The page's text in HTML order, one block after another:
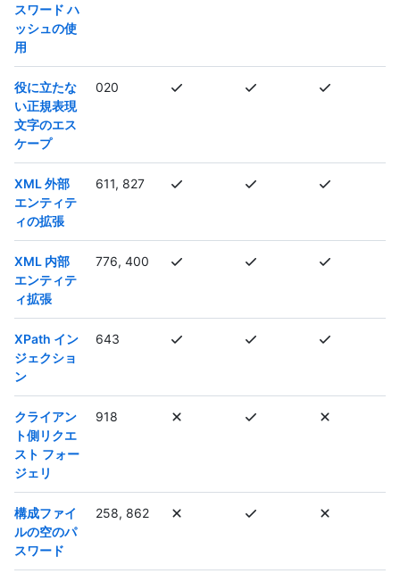
スワード ハ
ッシュの使
用
役に立たな
い正規表現
文字のエス
ケープ
020
XML 外部
エンティテ
ィの拡張
611, 827
XML 内部
エンティテ
ィ拡張
776, 400
XPath イン
ジェクショ
ン
643
クライアン
ト側リクエ
スト フォー
ジェリ
918
構成ファイ
ルの空のパ
スワード
258, 862